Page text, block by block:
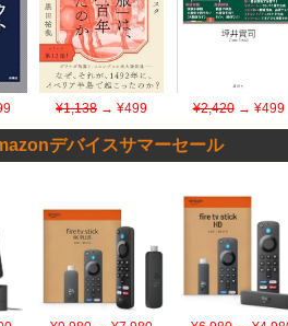
¥1,138 → ¥499 ¥2,420→ ¥499
デバイスサマーセール